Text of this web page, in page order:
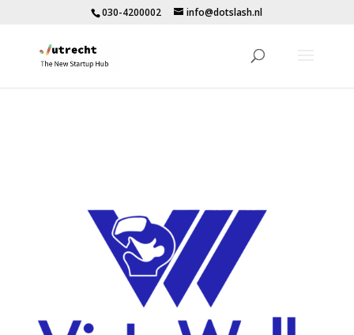
030-4200002 info@dotslash.nl